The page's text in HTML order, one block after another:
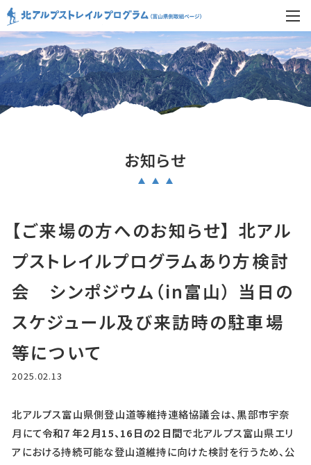
お知らせ
【ご来場の方へのお知らせ】 北アル
プストレイルプログラムあり方検討
会 シンポジウム（in富山） 当日の
スケジュール及び来訪時の駐車場
等について
2025.02.13
北アルプス富山県側登山道等維持連絡協議会は、黒部市宇奈
月にて令和７年２月15、16日の２日間で北アルプス富山県エリ
アにおける持続可能な登山道維持に向けた検討を行うため、公